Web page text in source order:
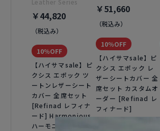
Leather Series
￥44,820
（税込み）
10％OFF
【ハイサマsale】ピ
クシス エポック ツ
ートンレザーシート
カバー 全席セット
[Refinad レフィナ
ード] Harmonious
ハーモニアス
￥51,660
（税込み）
10％OFF
【ハイサマsale】ピ
クシス エポック レ
ザーシートカバー 全
席セット カスタムオ
ーダー [Refinad レ
フィナード]
Custom